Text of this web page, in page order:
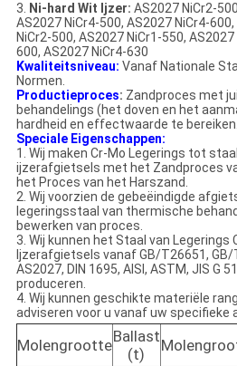
3. Ni-hard Wit Ijzer: AS2027 NiCr2-
AS2027 NiCr4-500, AS2027 NiCr4-
NiCr2-500, AS2027 NiCr1-550,
600, AS2027 NiCr4-630
Kwaliteitsniveau: Vanaf Nationale
Normen.
Productieproces: Zandproces met
behandelings (het doven en het
hardheid en effectwaarde te bereiken.
Speciale Eigenschappen:
1. Wij maken Cr-Mo Legerings tot
ijzerafgietsels met het Zandproces
het Proces van het Harszand.
2. Wij voorzien de gebeëindigde
legeringsstaal van thermische
bewerken van proces.
3. Wij kunnen het Staal van Legerings
Ijzerafgietsels vanaf GB/T26651, GB/
AS2027, DIN 1695, AISI, ASTM, JIS G
produceren.
4. Wij kunnen geschikte materiële
adviseren voor u vanaf uw specifieke
MolengrootteBallast
(t)